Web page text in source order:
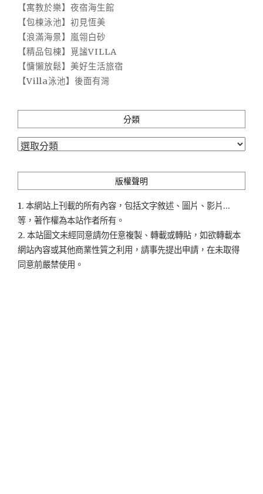
【寓教於樂】夜宿海生館
【包棟泳池】初見恆美
【浪滿海景】嵐翎白砂
【精品包棟】覓謐VILLA
【慵懶放鬆】美好生活旅宿
【Villa泳池】後面有灣
分類
分
版權聲明
1. 本網站上刊載的所有內容，包括文字敘述、圖片、影片...
等，著作權為本站作者所有。
2. 本站圖文未經同意請勿任意複製、轉載或轉貼，如欲轉載本
網站內容或其他商業性質之利用，請事先提出申請，在未取得
同意前嚴禁使用。